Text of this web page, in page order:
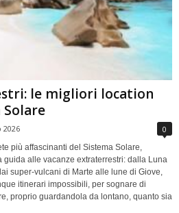
le migliori location
2026 0
più affascinanti del Sistema Solare,
alle vacanze extraterrestri: dalla Luna
super-vulcani di Marte alle lune di Giove,
itinerari impossibili, per sognare di
proprio guardandola da lontano, quanto sia